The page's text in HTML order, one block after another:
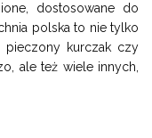
dostosowane do
polska to nie tylko
pieczony kurczak czy
ale też wiele innych,